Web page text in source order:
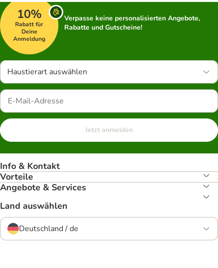
10%
Rabatt für
Deine
Anmeldung
Verpasse keine personalisierten Angebote,
Rabatte und Gutscheine!
Haustierart auswählen
Jetzt anmelden
Info & Kontakt
Vorteile
Angebote & Services
Land auswählen
Deutschland / de